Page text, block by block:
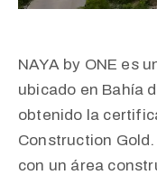
NAYA by ONE es
ubicado en Bahía
obtenido la
Construction
con un área